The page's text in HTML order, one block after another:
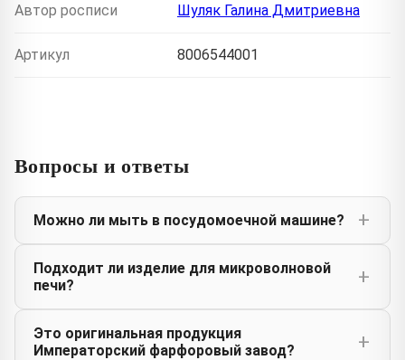
Автор росписи Шуляк Галина Дмитриевна
Артикул 8006544001
Вопросы и ответы
Можно ли мыть в посудомоечной машине?
Подходит ли изделие для микроволновой
печи?
Это оригинальная продукция
Императорский фарфоровый завод?